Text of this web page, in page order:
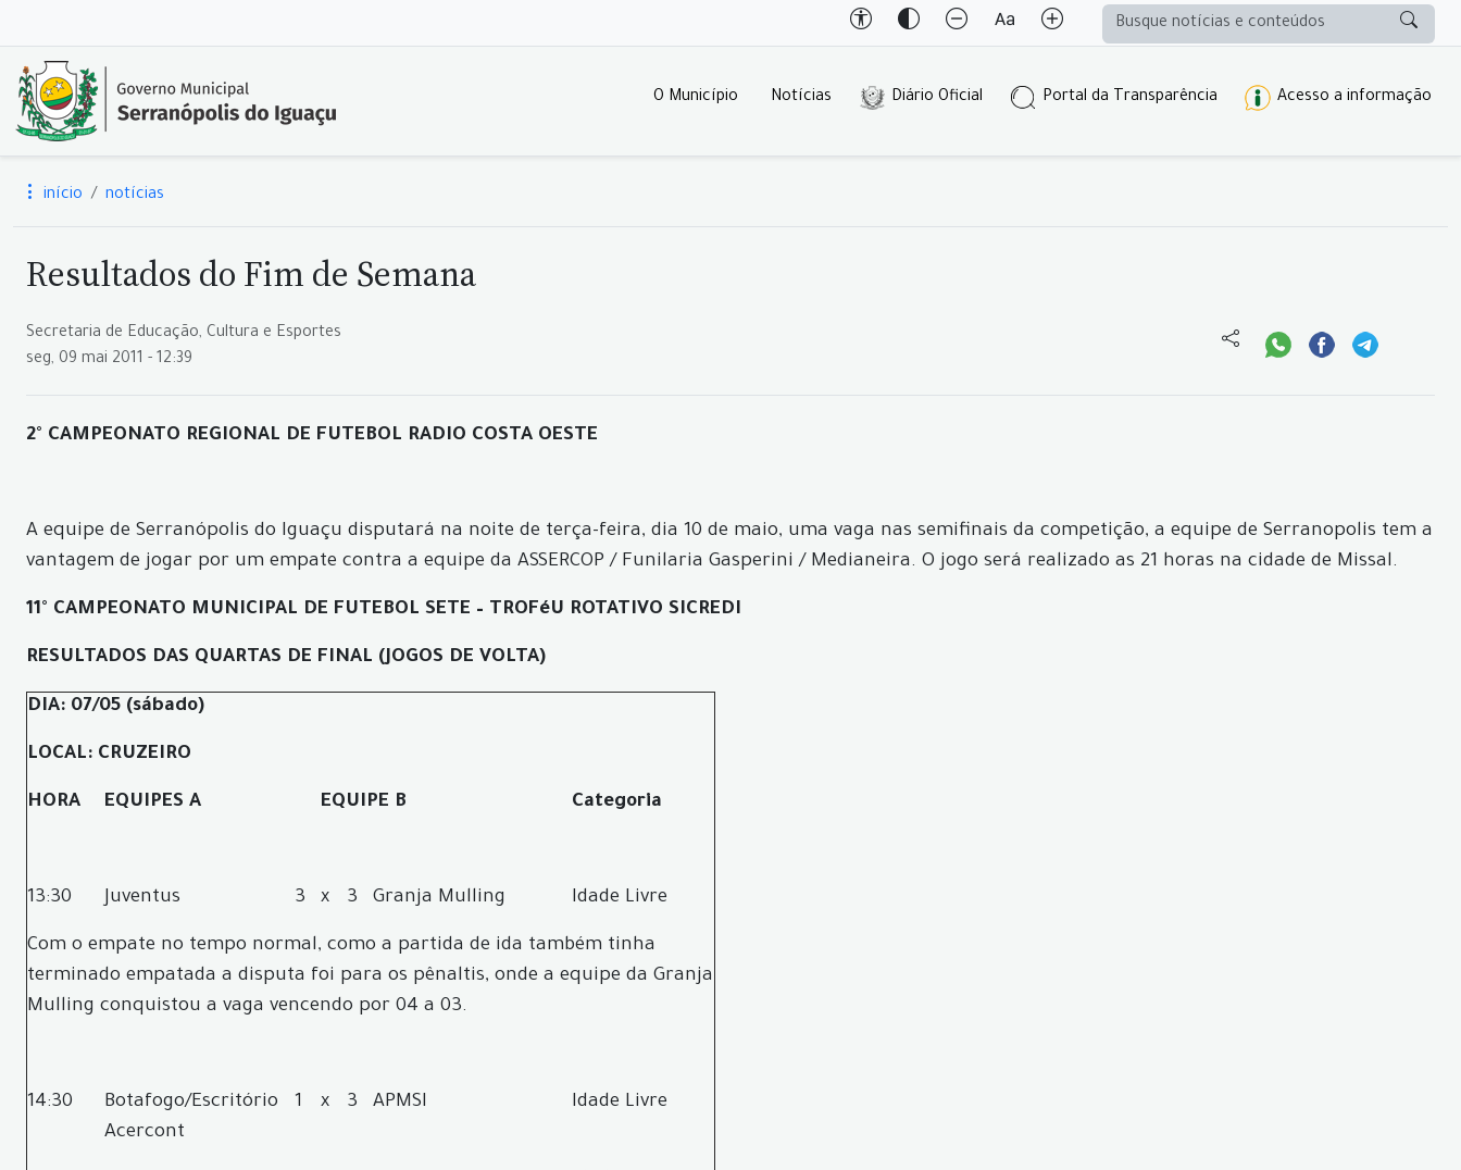
O Município Notícias Diário Oficial Portal da Transparência Acesso a informação
início notícias
Resultados do Fim de Semana
Secretaria de Educação, Cultura e Esportes
seg, 09 mai 2011 - 12:39
2° CAMPEONATO REGIONAL DE FUTEBOL RADIO COSTA OESTE
A equipe de Serranópolis do Iguaçu disputará na noite de terça-feira, dia 10 de maio, uma vaga nas semifinais da competição, a equipe de Serranopolis tem a
vantagem de jogar por um empate contra a equipe da ASSERCOP / Funilaria Gasperini / Medianeira. O jogo será realizado as 21 horas na cidade de Missal.
11° CAMPEONATO MUNICIPAL DE FUTEBOL SETE – TROFéU ROTATIVO SICREDI
RESULTADOS DAS QUARTAS DE FINAL (JOGOS DE VOLTA)
DIA: 07/05 (sábado)
LOCAL: CRUZEIRO
HORA EQUIPES A EQUIPE B Categoria
13:30 Juventus 3 x 3 Granja Mulling Idade Livre
Com o empate no tempo normal, como a partida de ida também tinha
terminado empatada a disputa foi para os pênaltis, onde a equipe da Granja
Mulling conquistou a vaga vencendo por 04 a 03.
14:30
Botafogo/Escritório
Acercont
1 x 3 APMSI Idade Livre